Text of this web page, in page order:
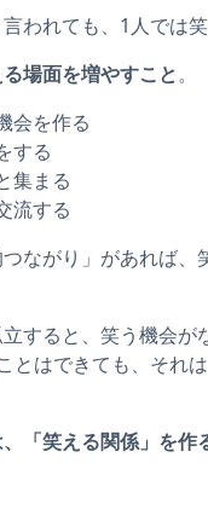
われても、1人では笑
場面を増やすこと。
会を作る
する
集まる
流する
ながり」があれば、
すると、笑う機会が
とはできても、それ
「笑える関係」を作